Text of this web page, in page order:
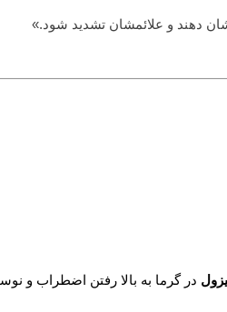
دهند و علائمشان تشدید شود.»
در گرما به بالا رفتن اضطراب و